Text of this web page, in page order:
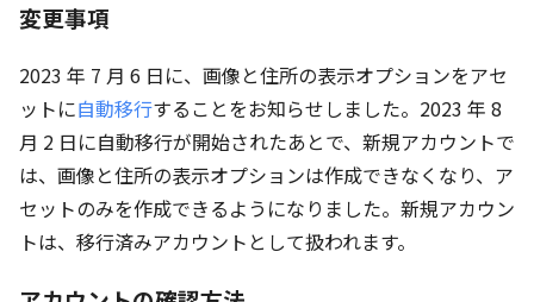
変更事項
2023 年 7 月 6 日に、画像と住所の表示オプションをアセ
ットに自動移行することをお知らせしました。2023 年 8
月 2 日に自動移行が開始されたあとで、新規アカウントで
は、画像と住所の表示オプションは作成できなくなり、ア
セットのみを作成できるようになりました。新規アカウン
トは、移行済みアカウントとして扱われます。